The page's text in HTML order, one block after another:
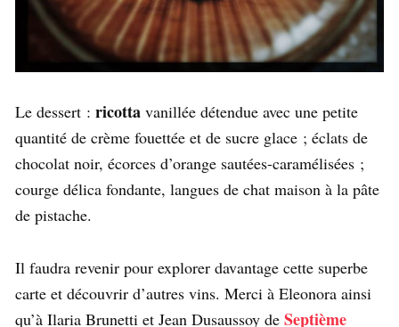
Le dessert : ricotta vanillée détendue avec une petite
quantité de crème fouettée et de sucre glace ; éclats de
chocolat noir, écorces d’orange sautées-caramélisées ;
courge délica fondante, langues de chat maison à la pâte
de pistache.
Il faudra revenir pour explorer davantage cette superbe
carte et découvrir d’autres vins. Merci à Eleonora ainsi
qu’à Ilaria Brunetti et Jean Dusaussoy de Septième